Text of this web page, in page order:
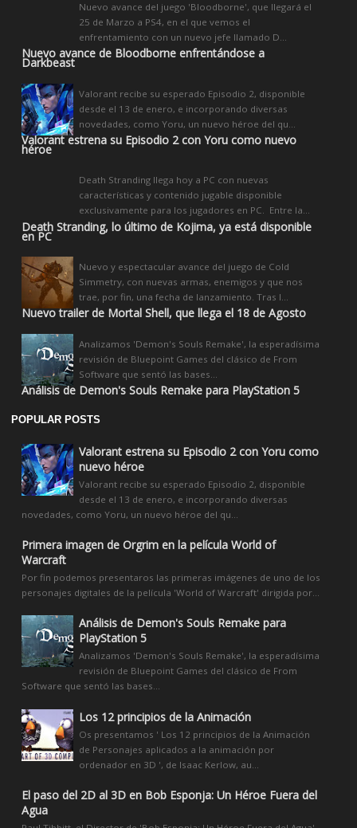
Nuevo avance de Bloodborne enfrentándose a
Darkbeast
Nuevo avance del juego 'Bloodborne', que llegará el
25 de Marzo a PS4, en el que vemos el
enfrentamiento con un nuevo jefe llamado D...
Valorant estrena su Episodio 2 con Yoru como nuevo
héroe
Valorant recibe su esperado Episodio 2, disponible
desde el 13 de enero, e incorporando diversas
novedades, como Yoru, un nuevo héroe del qu...
Death Stranding, lo último de Kojima, ya está disponible
en PC
Death Stranding llega hoy a PC con nuevas
características y contenido jugable disponible
exclusivamente para los jugadores en PC. Entre la...
Nuevo trailer de Mortal Shell, que llega el 18 de Agosto
Nuevo y espectacular avance del juego de Cold
Simmetry, con nuevas armas, enemigos y que nos
trae, por fin, una fecha de lanzamiento. Tras l...
Análisis de Demon's Souls Remake para PlayStation 5
Analizamos 'Demon's Souls Remake', la esperadísima
revisión de Bluepoint Games del clásico de From
Software que sentó las bases...
POPULAR POSTS
Valorant estrena su Episodio 2 con Yoru como
nuevo héroe
Valorant recibe su esperado Episodio 2, disponible
desde el 13 de enero, e incorporando diversas
novedades, como Yoru, un nuevo héroe del qu...
Primera imagen de Orgrim en la película World of
Warcraft
Por fin podemos presentaros las primeras imágenes de uno de los
personajes digitales de la película 'World of Warcraft' dirigida por...
Análisis de Demon's Souls Remake para
PlayStation 5
Analizamos 'Demon's Souls Remake', la esperadísima
revisión de Bluepoint Games del clásico de From
Software que sentó las bases...
Los 12 principios de la Animación
Os presentamos ' Los 12 principios de la Animación
de Personajes aplicados a la animación por
ordenador en 3D ', de Isaac Kerlow, au...
El paso del 2D al 3D en Bob Esponja: Un Héroe Fuera del
Agua